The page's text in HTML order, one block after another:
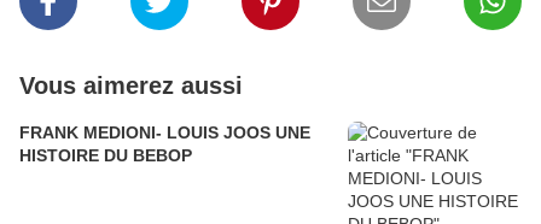
Vous aimerez aussi
FRANK MEDIONI- LOUIS JOOS UNE
HISTOIRE DU BEBOP